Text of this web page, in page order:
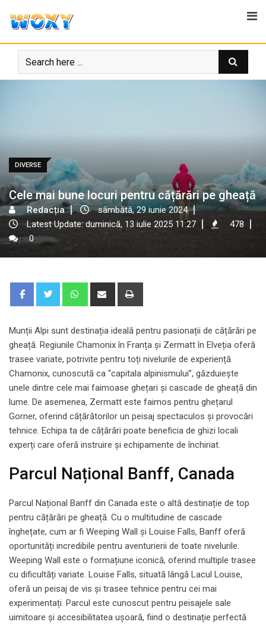
DIVERSE
Cele mai bune locuri pentru cățărări pe gheață
Redacția
sâmbătă, 29 iunie 2024
Latest Update: duminică, 13 iulie 2025 11:27
478
0
WhatsappShare
Munții Alpi sunt destinația ideală pentru pasionații de cățărări pe
gheață. Regiunile Chamonix în Franța și Zermatt în Elveția oferă
trasee variate, potrivite pentru toți nivelurile de experiență.
Chamonix, cunoscută ca “capitala alpinismului”, găzduiește
unele dintre cele mai faimoase ghețari și cascade de gheață din
lume. De asemenea, Zermatt este faimos pentru ghețarul
Gorner, oferind cățărătorilor un peisaj spectaculos și provocări
tehnice. Echipa ta de cățărări poate beneficia de ghizi locali
experți care oferă instruire și echipamente de închiriat.
Parcul Național Banff, Canada
Parcul Național Banff din Canada este o altă destinație de top
pentru cățărări pe gheață. Cu o multitudine de cascade
înghețate, cum ar fi Weeping Wall și Louise Falls, Banff oferă
oportunități incredibile pentru aventurierii de toate nivelurile.
Weeping Wall este o formațiune iconică, oferind multiple trasee
cu dificultăți variate. Louise Falls, situată lângă Lacul Louise,
oferă un peisaj de vis și trasee tehnice pentru cei mai
experimentați. Parcul este cunoscut pentru peisajele sale
uimitoare și accesibilitatea ușoară, fiind o destinație perfectă